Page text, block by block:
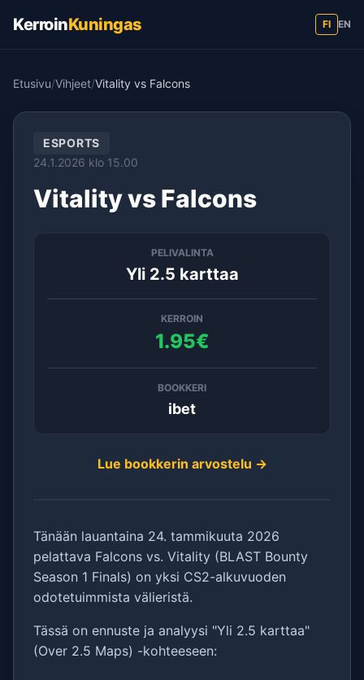
KerroinKuningas FI EN
Etusivu/Vihjeet/Vitality vs Falcons
ESPORTS
24.1.2026 klo 15.00
Vitality vs Falcons
PELIVALINTA
Yli 2.5 karttaa
KERROIN
1.95€
BOOKKERI
ibet
Lue bookkerin arvostelu →
Tänään lauantaina 24. tammikuuta 2026
pelattava Falcons vs. Vitality (BLAST Bounty
Season 1 Finals) on yksi CS2-alkuvuoden
odotetuimmista välieristä.
Tässä on ennuste ja analyysi "Yli 2.5 karttaa"
(Over 2.5 Maps) -kohteeseen: